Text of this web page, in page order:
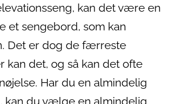
kan det være en
et sengebord, som kan
Det er dog de færreste
kan det, og så kan det ofte
Har du en almindelig